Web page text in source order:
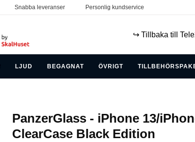
Snabba leveranser Personlig kundservice
↪️ Tillbaka till
LJUD BEGAGNAT ÖVRIGT
PanzerGlass - iPhone 13/
ClearCase Black Edition